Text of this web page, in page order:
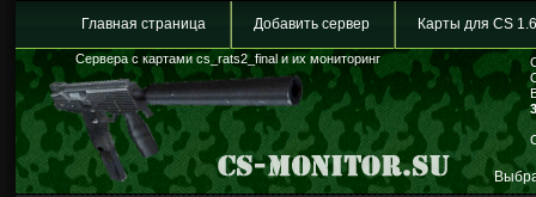
Главная страница Добавить сервер Карты для CS 1.6
Сервера с картами cs_rats2_final и их мониторинг